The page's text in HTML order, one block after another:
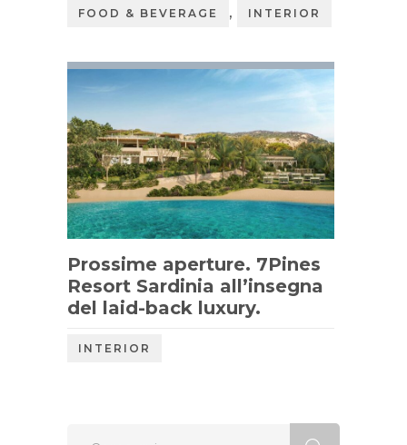
FOOD & BEVERAGE , INTERIOR
Prossime aperture. 7Pines
Resort Sardinia all’insegna
del laid-back luxury.
INTERIOR